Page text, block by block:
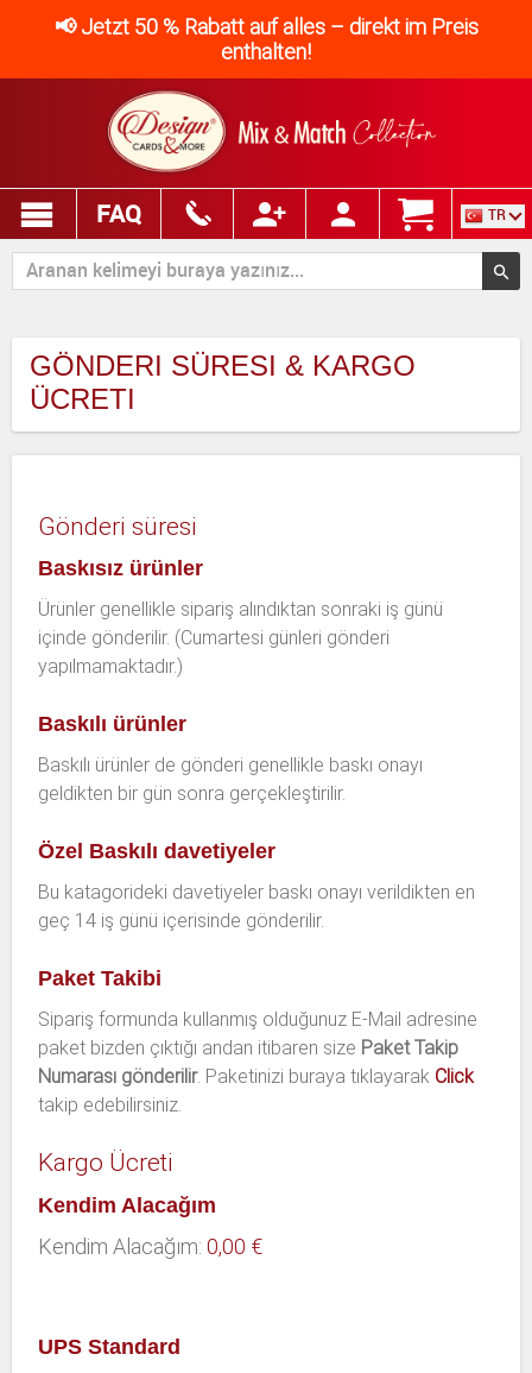
📢 Jetzt 50 % Rabatt auf alles – direkt im Preis
enthalten!
FAQ TR
GÖNDERI SÜRESI & KARGO
ÜCRETI
Gönderi süresi
Baskısız ürünler
Ürünler genellikle sipariş alındıktan sonraki iş günü
içinde gönderilir. (Cumartesi günleri gönderi
yapılmamaktadır.)
Baskılı ürünler
Baskılı ürünler de gönderi genellikle baskı onayı
geldikten bir gün sonra gerçekleştirilir.
Özel Baskılı davetiyeler
Bu katagorideki davetiyeler baskı onayı verildikten en
geç 14 iş günü içerisinde gönderilir.
Paket Takibi
Sipariş formunda kullanmış olduğunuz E-Mail adresine
paket bizden çıktığı andan itibaren size Paket Takip
Numarası gönderilir. Paketinizi buraya tıklayarak Click
takip edebilirsiniz.
Kargo Ücreti
Kendim Alacağım
Kendim Alacağım: 0,00 €
UPS Standard